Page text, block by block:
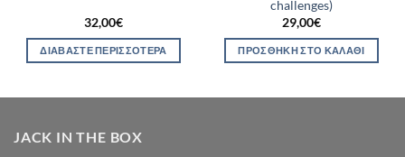
32,00€
ΔΙΑΒΆΣΤΕ ΠΕΡΙΣΣΌΤΕΡΑ
challenges)
29,00€
ΠΡΟΣΘΉΚΗ ΣΤΟ ΚΑΛΆΘΙ
JACK IN THE BOX